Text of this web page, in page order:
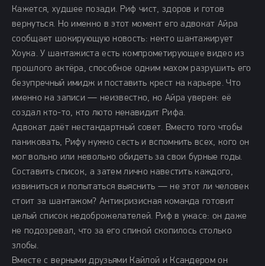
Кажется, худшее позади. Риф чист, здоров и готов
вернуться. Но именно в этот момент его адвокат Айра
сообщает шокирующую новость: некто шантажирует
Хоука. У шантажиста есть компрометирующее видео из
прошлого актёра, способное одним махом разрушить его
безупречный имидж и поставить крест на карьере. Что
именно на записи — неизвестно, но Айра уверен: её
создал кто-то, кто люто ненавидит Рифа.
Адвокат даёт нестандартный совет. Вместо того чтобы
паниковать, Рифу нужно сесть и вспомнить всех, кого он
мог вольно или невольно обидеть за свои бурные годы.
Составить список, а затем лично навестить каждого,
извиниться и попытаться выяснить — не этот ли человек
стоит за шантажом? Антикризисная команда готовит
целый список недоброжелателей. Риф в ужасе: он даже
не подозревал, что за его спиной скопилось столько
злобы.
Вместе с верными друзьями Кайлой и Ксандером он